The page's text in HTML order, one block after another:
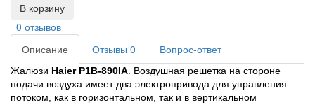
В корзину
0 отзывов
Описание
Отзывы 0 Вопрос-ответ
Жалюзи Haier P1B-890IA . Воздушная решетка на стороне
подачи воздуха имеет два электропривода для управления
потоком, как в горизонтальном, так и в вертикальном